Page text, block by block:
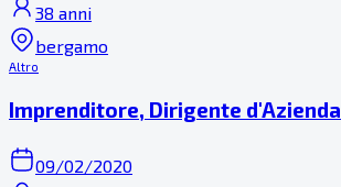
38 anni
bergamo
Altro
Imprenditore, Dirigente d'Azienda
09/02/2020